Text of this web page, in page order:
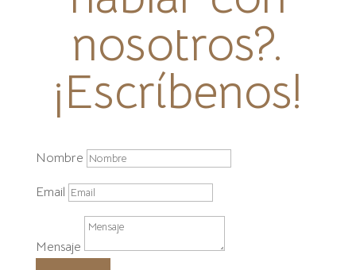
nosotros?.
¡Escríbenos!
Nombre
Email
Mensaje